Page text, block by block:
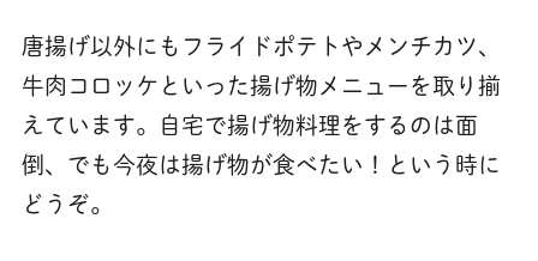
唐揚げ以外にもフライドポテトやメンチカツ、
牛肉コロッケといった揚げ物メニューを取り揃
えています。自宅で揚げ物料理をするのは面
倒、でも今夜は揚げ物が食べたい！という時に
どうぞ。